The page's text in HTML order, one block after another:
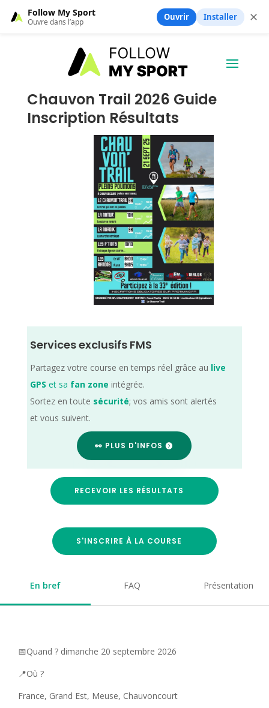
Chauvon Trail 2026 Guide
Inscription Résultats
Services exclusifs FMS
Partagez votre course en temps réel grâce au live
GPS et sa fan zone intégrée.
Sortez en toute sécurité; vos amis sont alertés
et vous suivent.
👀 PLUS D'INFOS
RECEVOIR LES RÉSULTATS
S'INSCRIRE À LA COURSE
En bref FAQ Présentation
📅Quand ? dimanche 20 septembre 2026
📍Où ?
France, Grand Est, Meuse, Chauvoncourt
Follow My Sport
Ouvre dans l’app Ouvrir Installer ✕